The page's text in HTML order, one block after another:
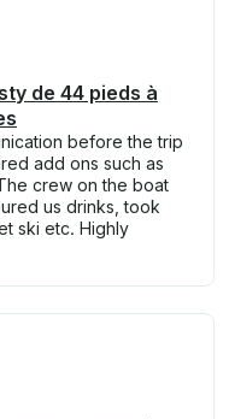
de 44 pieds à
before the trip
add ons such as
crew on the boat
us drinks, took
ski etc. Highly